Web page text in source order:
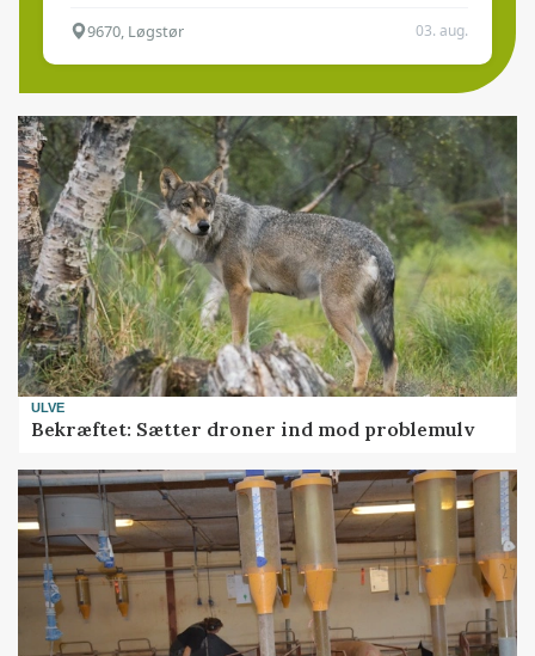
9670, Løgstør 03. aug.
ULVE
Bekræftet: Sætter droner ind mod problemulv